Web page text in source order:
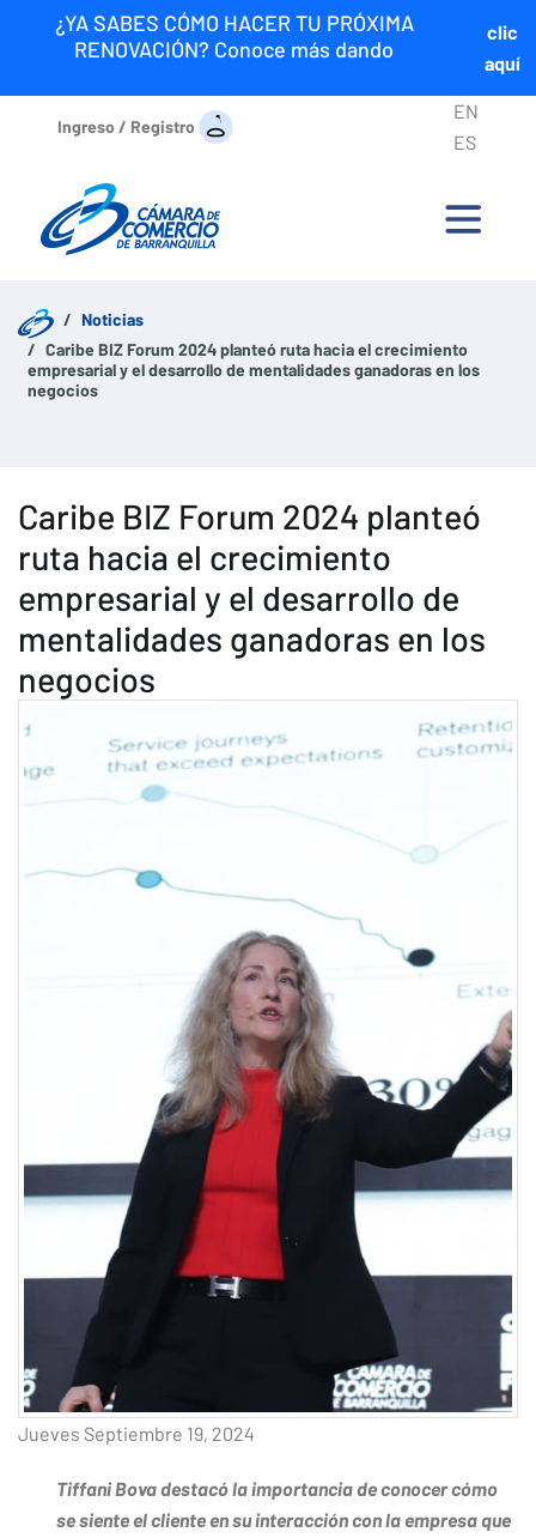
¿YA SABES CÓMO HACER TU PRÓXIMA
RENOVACIÓN? Conoce más dando
clic
aquí
Ingreso / Registro
EN
ES
Noticias
Caribe BIZ Forum 2024 planteó ruta hacia el crecimiento
empresarial y el desarrollo de mentalidades ganadoras en los
negocios
Caribe BIZ Forum 2024 planteó
ruta hacia el crecimiento
empresarial y el desarrollo de
mentalidades ganadoras en los
negocios
Jueves Septiembre 19, 2024
Tiffani Bova destacó la importancia de conocer cómo
se siente el cliente en su interacción con la empresa que